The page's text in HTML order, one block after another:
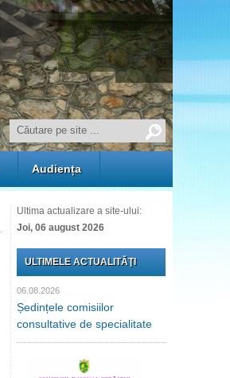
Audiența
Ultima actualizare a site-ului:
Joi, 06 august 2026
ULTIMELE ACTUALITĂŢI
06.08.2026
Ședințele comisiilor
consultative de specialitate